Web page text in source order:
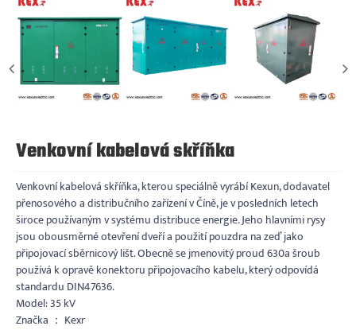
Venkovní kabelová skříňka
Venkovní kabelová skříňka, kterou speciálně vyrábí Kexun, dodavatel
přenosového a distribučního zařízení v Číně, je v posledních letech
široce používaným v systému distribuce energie. Jeho hlavními rysy
jsou obousměrné otevření dveří a použití pouzdra na zeď jako
připojovací sběrnicový lišt. Obecně se jmenovitý proud 630a šroub
používá k opravě konektoru připojovacího kabelu, který odpovídá
standardu DIN47636.
Model: 35 kV
Značka ： Kexr